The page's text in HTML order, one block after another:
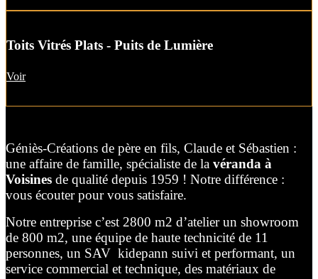
Toits Vitrés Plats - Puits de Lumière
Voir
Géniès-Créations de père en fils, Claude et Sébastien :
une affaire de famille, spécialiste de la véranda à
Voisines de qualité depuis 1959 ! Notre différence :
vous écouter pour vous satisfaire.
Notre entreprise c’est 2800 m2 d’atelier un showroom
de 800 m2, une équipe de haute technicité de 11
personnes, un SAV kidepann suivi et performant, un
service commercial et technique, des matériaux de